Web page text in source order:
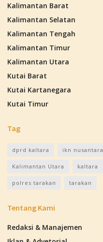
Kalimantan Barat
Kalimantan Selatan
Kalimantan Tengah
Kalimantan Timur
Kalimantan Utara
Kutai Barat
Kutai Kartanegara
Kutai Timur
Tag
dprd kaltara ikn nusantara
Kalimantan Utara kaltara
polres tarakan tarakan
Tentang Kami
Redaksi & Manajemen